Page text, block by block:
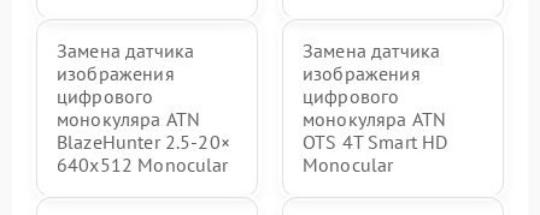
Замена датчика
изображения
цифрового
монокуляра ATN
BlazeHunter 2.5‑20×
640x512 Monocular
Замена датчика
изображения
цифрового
монокуляра ATN
OTS 4T Smart HD
Monocular